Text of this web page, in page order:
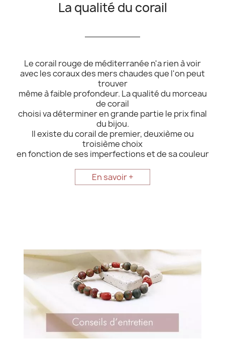
La qualité du corail
Le corail rouge de méditerranée n'a rien à voir
avec les coraux des mers chaudes que l'on peut
trouver
même à faible profondeur. La qualité du morceau
de corail
choisi va déterminer en grande partie le prix final
du bijou.
Il existe du corail de premier, deuxième ou
troisième choix
en fonction de ses imperfections et de sa couleur
En savoir +